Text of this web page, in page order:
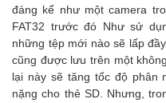
đáng kể như một camera
FAT32 trước đó Như sử
những tệp mới nào sẽ lấp
cũng được lưu trên một
lại này sẽ tăng tốc độ phân
nặng cho thẻ SD. Nhưng,